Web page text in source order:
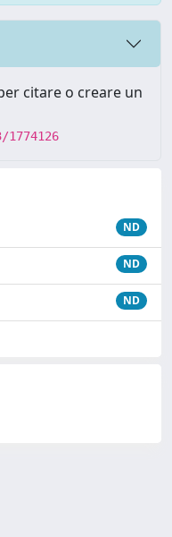
citare o creare un
ND
ND
ND